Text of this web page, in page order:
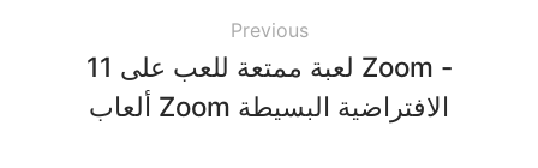
Previous
11 لعبة ممتعة للعب على Zoom -
ألعاب Zoom الافتراضية البسيطة